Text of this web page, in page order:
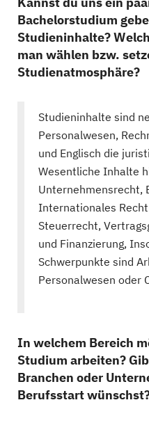
Bachelorstudium
Studieninhalte?
man wählen bzw.
Studienatmosphäre?
Studieninhalte sind
Personalwesen,
und Englisch die
Wesentliche Inhalte
Unternehmensrecht,
Internationales
Steuerrecht,
und Finanzierung,
Schwerpunkte sind
Personalwesen oder
In welchem Bereich
Studium arbeiten?
Branchen oder
Berufsstart